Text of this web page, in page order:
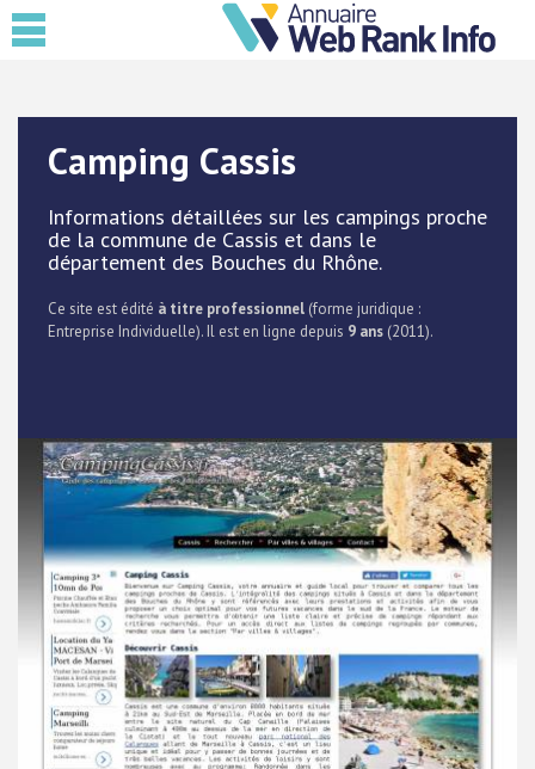
Camping Cassis
Informations détaillées sur les campings proche
de la commune de Cassis et dans le
département des Bouches du Rhône.
Ce site est édité à titre professionnel (forme juridique :
Entreprise Individuelle). Il est en ligne depuis 9 ans (2011).